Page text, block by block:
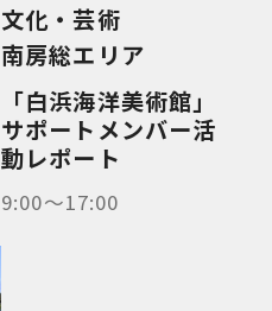
文化・芸術
南房総エリア
「白浜海洋美術館」
サポートメンバー活
動レポート
9:00～17:00